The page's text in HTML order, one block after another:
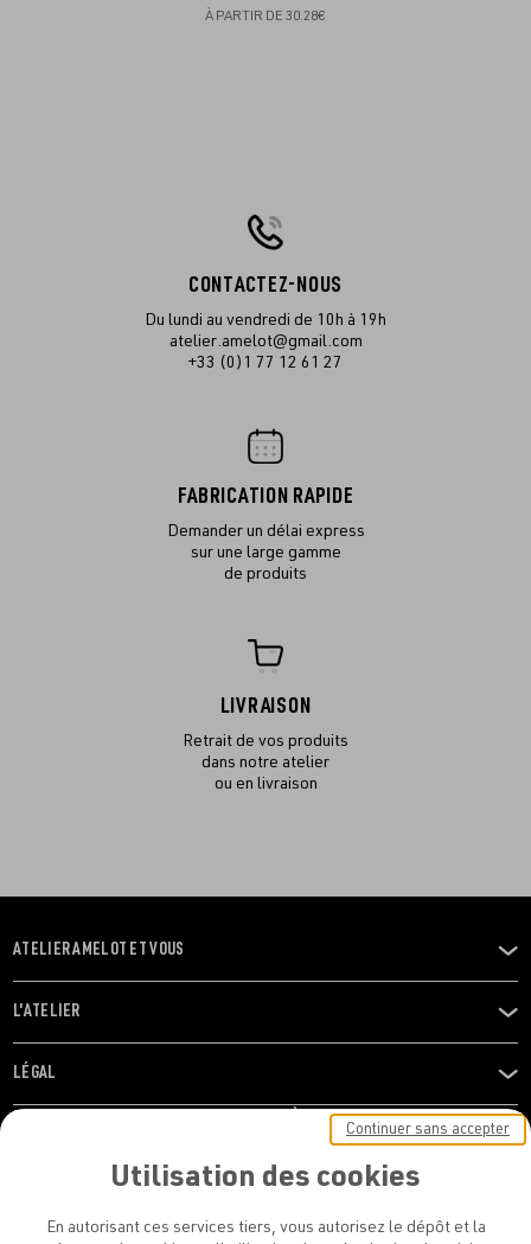
À PARTIR DE 30.28€
CONTACTEZ-NOUS
Du lundi au vendredi de 10h à 19h
atelier.amelot@gmail.com
+33 (0)1 77 12 61 27
FABRICATION RAPIDE
Demander un délai express
sur une large gamme
de produits
LIVRAISON
Retrait de vos produits
dans notre atelier
ou en livraison
OUVRIR
LE
MENU
ATELIER AMELOT ET VOUS
OUVRIR
LE
MENU
L'ATELIER
OUVRIR
LE
LÉGAL
RESTONS EN CONTACT ! ABONNEZ-VOUS À NOTRE
Utilisation des cookies
En autorisant ces services tiers, vous autorisez le dépôt et la
Continuer sans accepter